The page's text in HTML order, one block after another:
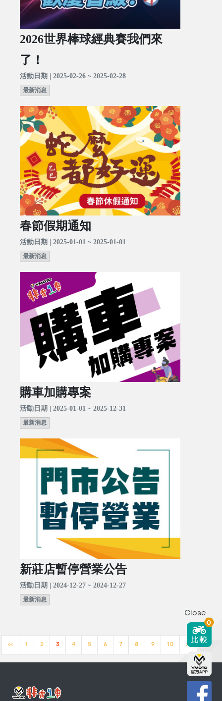
2026世界棒球經典賽我們來
了！
活動日期 | 2025-02-26 ~ 2025-02-28
最新消息
春節假期通知
活動日期 | 2025-01-01 ~ 2025-01-01
最新消息
購車加購專案
活動日期 | 2025-01-01 ~ 2025-12-31
最新消息
新莊店暫停營業公告
活動日期 | 2024-12-27 ~ 2024-12-27
最新消息
<< 1 2 3 4 5 6 7 8 9 10 >>
Close
0